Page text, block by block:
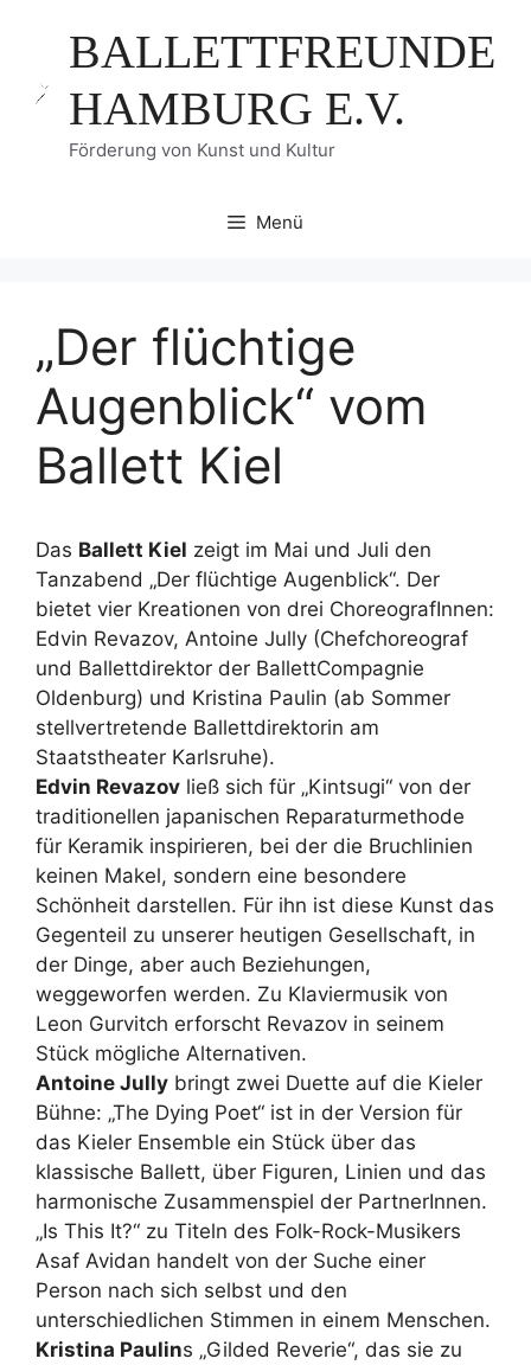
springenBALLETTFREUNDE
HAMBURG E.V.
Förderung von Kunst und Kultur
Menü
„Der flüchtige
Augenblick“ vom
Ballett Kiel
Das Ballett Kiel zeigt im Mai und Juli den
Tanzabend „Der flüchtige Augenblick“. Der
bietet vier Kreationen von drei ChoreografInnen:
Edvin Revazov, Antoine Jully (Chefchoreograf
und Ballettdirektor der BallettCompagnie
Oldenburg) und Kristina Paulin (ab Sommer
stellvertretende Ballettdirektorin am
Staatstheater Karlsruhe).
Edvin Revazov ließ sich für „Kintsugi“ von der
traditionellen japanischen Reparaturmethode
für Keramik inspirieren, bei der die Bruchlinien
keinen Makel, sondern eine besondere
Schönheit darstellen. Für ihn ist diese Kunst das
Gegenteil zu unserer heutigen Gesellschaft, in
der Dinge, aber auch Beziehungen,
weggeworfen werden. Zu Klaviermusik von
Leon Gurvitch erforscht Revazov in seinem
Stück mögliche Alternativen.
Antoine Jully bringt zwei Duette auf die Kieler
Bühne: „The Dying Poet“ ist in der Version für
das Kieler Ensemble ein Stück über das
klassische Ballett, über Figuren, Linien und das
harmonische Zusammenspiel der PartnerInnen.
„Is This It?“ zu Titeln des Folk-Rock-Musikers
Asaf Avidan handelt von der Suche einer
Person nach sich selbst und den
unterschiedlichen Stimmen in einem Menschen.
Kristina Paulins „Gilded Reverie“, das sie zu